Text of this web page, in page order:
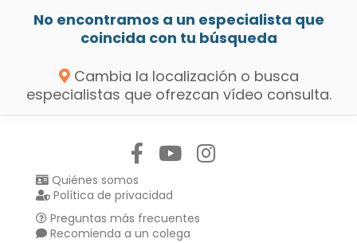
No encontramos a un especialista que
coincida con tu búsqueda
Cambia la localización o busca
especialistas que ofrezcan vídeo consulta.
Quiénes somos
Política de privacidad
Preguntas más frecuentes
Recomienda a un colega